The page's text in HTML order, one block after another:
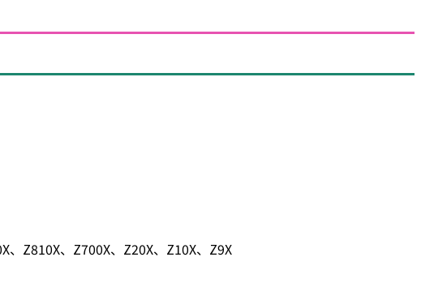
Z810X、Z700X、Z20X、Z10X、Z9X